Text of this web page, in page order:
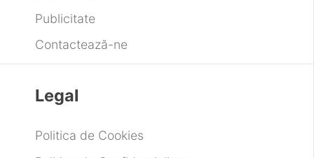
Publicitate
Contactează-ne
Legal
Politica de Cookies